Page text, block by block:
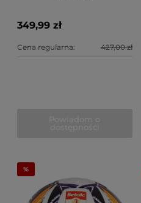
349,99 zł
Cena regularna: 427,00 zł